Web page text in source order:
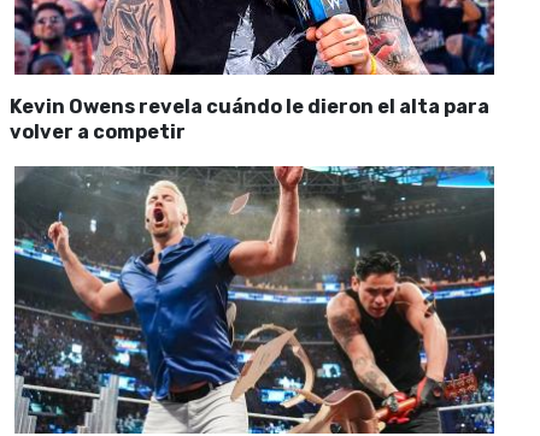
Kevin Owens revela cuándo le dieron el alta para
volver a competir